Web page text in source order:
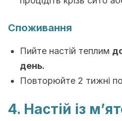
Споживання
Пийте настій теплим
день.
Повторюйте 2 тижні
4. Настій із